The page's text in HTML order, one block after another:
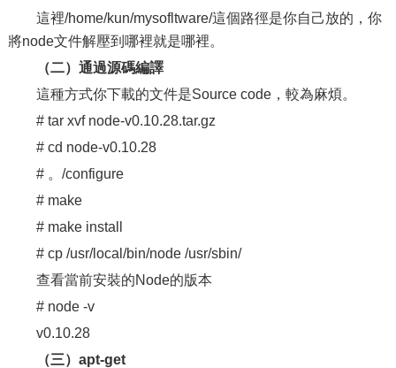
這裡/home/kun/mysofltware/這個路徑是你自己放的，你
將node文件解壓到哪裡就是哪裡。
（二）通過源碼編譯
這種方式你下載的文件是Source code，較為麻煩。
# tar xvf node-v0.10.28.tar.gz
# cd node-v0.10.28
# 。/configure
# make
# make install
# cp /usr/local/bin/node /usr/sbin/
查看當前安裝的Node的版本
# node -v
v0.10.28
（三）apt-get